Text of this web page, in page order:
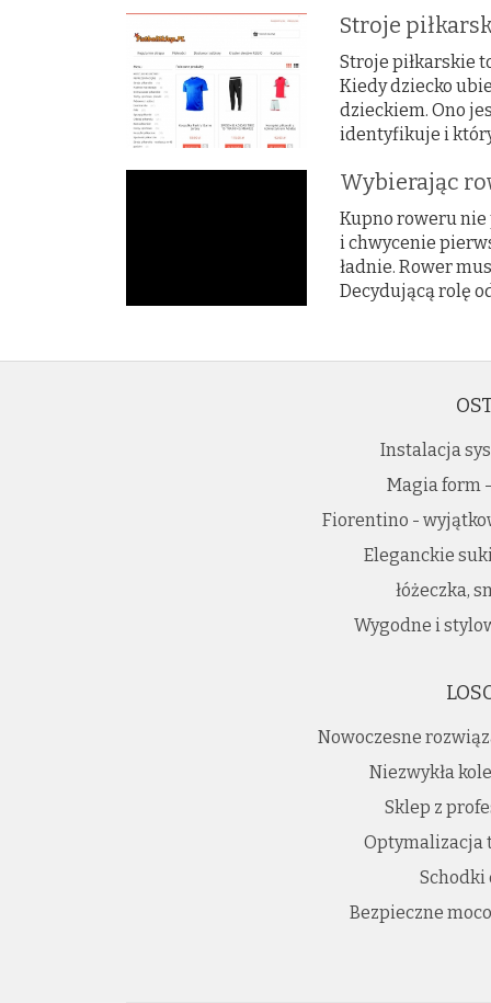
Stroje
Stroje piłkarskie
Kiedy dziecko
dzieckiem. Ono
identyfikuje i
Wybierając
Kupno roweru
i chwycenie
ładnie. Rower
Decydującą rolę
Instalacja
Magia form
Fiorentino -
Eleganckie
łóżeczka,
Wygodne i
Nowoczesne
Niezwykła
Sklep z
Optymalizacja
Schodki
Bezpieczne